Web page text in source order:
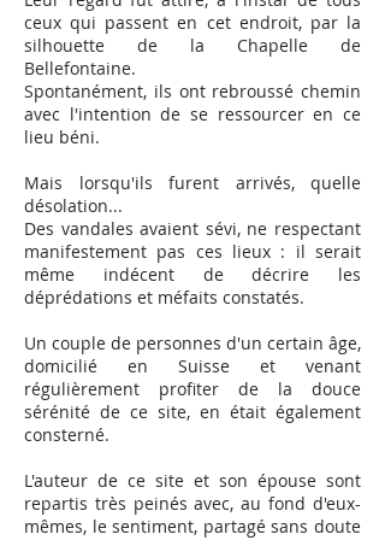
ceux qui passent en cet endroit, par la
silhouette de la Chapelle de
Bellefontaine.
Spontanément, ils ont rebroussé chemin
avec l'intention de se ressourcer en ce
lieu béni.
Mais lorsqu'ils furent arrivés, quelle
désolation...
Des vandales avaient sévi, ne respectant
manifestement pas ces lieux : il serait
même indécent de décrire les
déprédations et méfaits constatés.
Un couple de personnes d'un certain âge,
domicilié en Suisse et venant
régulièrement profiter de la douce
sérénité de ce site, en était également
consterné.
L'auteur de ce site et son épouse sont
repartis très peinés avec, au fond d'eux-
mêmes, le sentiment, partagé sans doute